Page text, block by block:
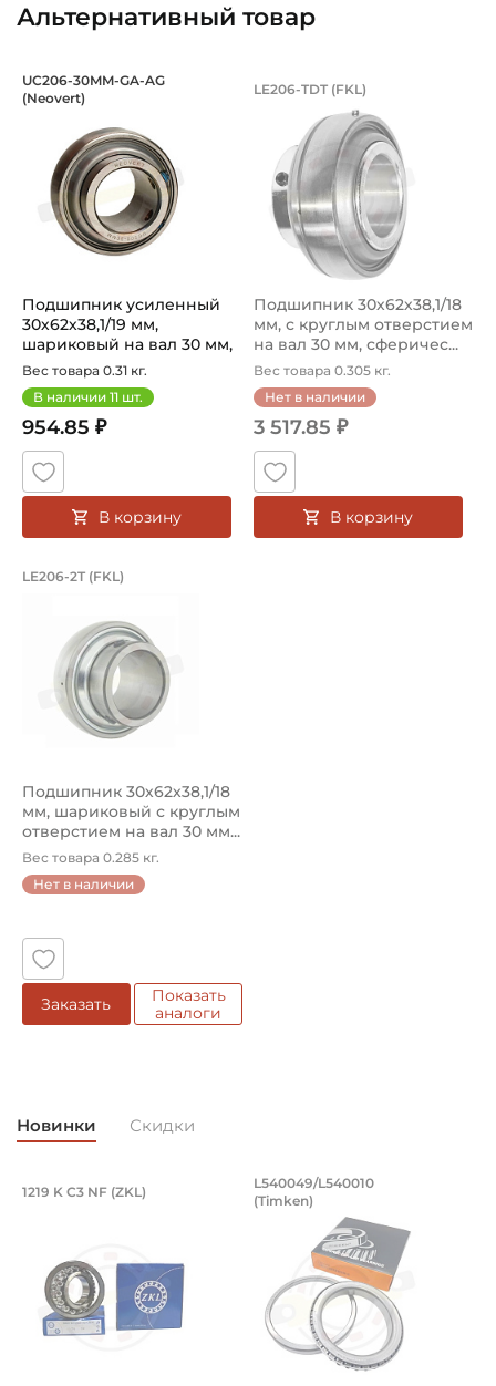
Альтернативный товар
Подшипник усиленный 30х62х38,1/
Подшипник усиленный Neovert 30x62x38,1 мм - это
UC206-30MM-GA-AG
(Neovert)
Подшипник усиленный
30х62х38,1/19 мм,
шариковый на вал 30 мм,
без отвер...
Вес товара 0.31 кг.
В наличии 11 шт.
954.85 ₽
В корзину
Подшипник
Профессиональный
LE206-TDT (FKL)
Подшипник 30х62х38,1/18
мм, с круглым отверстием
на вал 30 мм, сферичес...
Вес товара 0.305 кг.
Нет в наличии
3 517.85 ₽
В корзину
Подшипник 30х62х38,1/18 мм,
LE206-2T (FKL)
Подшипник 30х62х38,1/18
мм, шариковый с круглым
отверстием на вал 30 мм...
Вес товара 0.285 кг.
Нет в наличии
Заказать
Показать
аналоги
Новинки Скидки
Подшипник 95х170х32 мм, шариковый
Подшипник 95х170х32 мм, шариковый двухрядный,
1219 K C3 NF (ZKL) Подшипник
Подшипник
L540049/L540010
(Timken)